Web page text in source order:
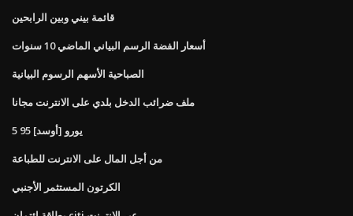
قائمة بيني وبين الرابحين
أسعار الفضة الرسم البياني الماضي 10 سنوات
الصباحية الأسهم الرسوم البيانية
ملف ضرائب الدخل بلدي على الانترنت مجانا
5 95 [أوسد] يورو
من أجل المال على الانترنت للطباعة
الكرتون المستثمر الأجنبي